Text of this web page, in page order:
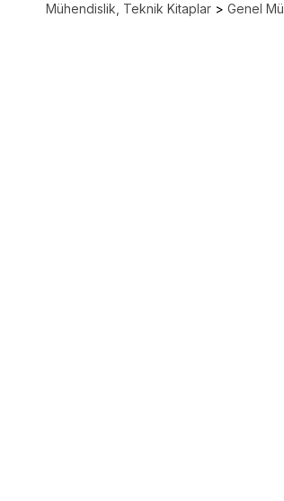
Mühendislik, Teknik Kitaplar > Genel